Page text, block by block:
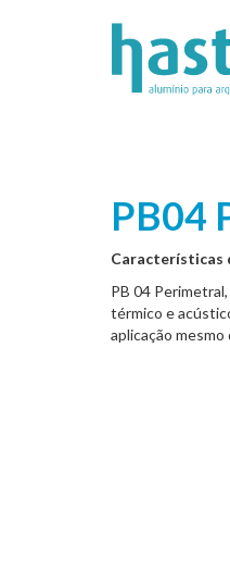
PB04
Características
PB 04
térmico e
aplicação